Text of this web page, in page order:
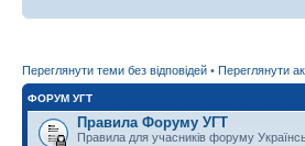
Переглянути теми без відповідей • Переглянути
ФОРУМ УГТ
Правила Форуму УГТ
Правила для учасників форуму